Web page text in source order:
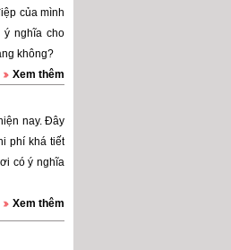
của mình
ý nghĩa cho
không?
Xem thêm
nay. Đây
phí khá tiết
có ý nghĩa
Xem thêm